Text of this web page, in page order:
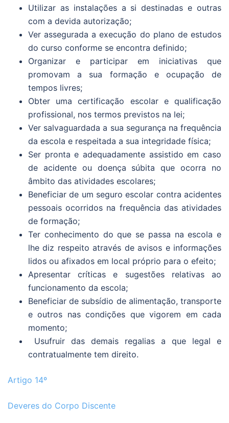
Utilizar as instalações a si destinadas e outras
com a devida autorização;
Ver assegurada a execução do plano de estudos
do curso conforme se encontra definido;
Organizar e participar em iniciativas que
promovam a sua formação e ocupação de
tempos livres;
Obter uma certificação escolar e qualificação
profissional, nos termos previstos na lei;
Ver salvaguardada a sua segurança na frequência
da escola e respeitada a sua integridade física;
Ser pronta e adequadamente assistido em caso
de acidente ou doença súbita que ocorra no
âmbito das atividades escolares;
Beneficiar de um seguro escolar contra acidentes
pessoais ocorridos na frequência das atividades
de formação;
Ter conhecimento do que se passa na escola e
lhe diz respeito através de avisos e informações
lidos ou afixados em local próprio para o efeito;
Apresentar críticas e sugestões relativas ao
funcionamento da escola;
Beneficiar de subsídio de alimentação, transporte
e outros nas condições que vigorem em cada
momento;
Usufruir das demais regalias a que legal e
contratualmente tem direito.
Artigo 14º
Deveres do Corpo Discente